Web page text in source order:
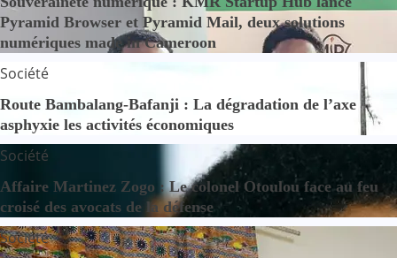
Pyramid Browser et Pyramid Mail, deux solutions
numériques made in Cameroon
Société
Route Bambalang-Bafanji : La dégradation de l’axe
asphyxie les activités économiques
Société
Affaire Martinez Zogo : Le colonel Otoulou face au feu
croisé des avocats de la défense
Société